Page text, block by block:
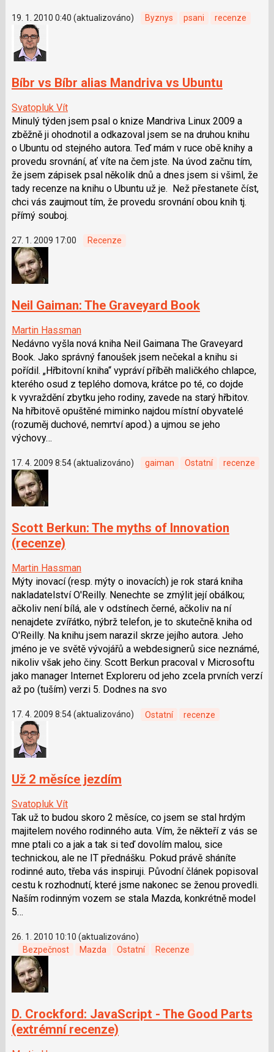
19. 1. 2010 0:40 (aktualizováno) Byznys psani recenze
Bíbr vs Bíbr alias Mandriva vs Ubuntu
Svatopluk Vít
Minulý týden jsem psal o knize Mandriva Linux 2009 a
zběžně ji ohodnotil a odkazoval jsem se na druhou knihu
o Ubuntu od stejného autora. Teď mám v ruce obě knihy a
provedu srovnání, ať víte na čem jste. Na úvod začnu tím,
že jsem zápisek psal několik dnů a dnes jsem si všiml, že
tady recenze na knihu o Ubuntu už je. Než přestanete číst,
chci vás zaujmout tím, že provedu srovnání obou knih tj.
přímý souboj.
27. 1. 2009 17:00 Recenze
Neil Gaiman: The Graveyard Book
Martin Hassman
Nedávno vyšla nová kniha Neil Gaimana The Graveyard
Book. Jako správný fanoušek jsem nečekal a knihu si
pořídil. „Hřbitovní kniha“ vypráví příběh maličkého chlapce,
kterého osud z teplého domova, krátce po té, co dojde
k vyvraždění zbytku jeho rodiny, zavede na starý hřbitov.
Na hřbitově opuštěné miminko najdou místní obyvatelé
(rozuměj duchové, nemrtví apod.) a ujmou se jeho
výchovy…
17. 4. 2009 8:54 (aktualizováno) gaiman Ostatní recenze
Scott Berkun: The myths of Innovation
(recenze)
Martin Hassman
Mýty inovací (resp. mýty o inovacích) je rok stará kniha
nakladatelství O'Reilly. Nenechte se zmýlit její obálkou;
ačkoliv není bílá, ale v odstínech černé, ačkoliv na ní
nenajdete zvířátko, nýbrž telefon, je to skutečně kniha od
O'Reilly. Na knihu jsem narazil skrze jejího autora. Jeho
jméno je ve světě vývojářů a webdesignerů sice neznámé,
nikoliv však jeho činy. Scott Berkun pracoval v Microsoftu
jako manager Internet Exploreru od jeho zcela prvních verzí
až po (tuším) verzi 5. Dodnes na svo
17. 4. 2009 8:54 (aktualizováno) Ostatní recenze
Už 2 měsíce jezdím
Svatopluk Vít
Tak už to budou skoro 2 měsíce, co jsem se stal hrdým
majitelem nového rodinného auta. Vím, že někteří z vás se
mne ptali co a jak a tak si teď dovolím malou, sice
technickou, ale ne IT přednášku. Pokud právě sháníte
rodinné auto, třeba vás inspiruji. Původní článek popisoval
cestu k rozhodnutí, které jsme nakonec se ženou provedli.
Naším rodinným vozem se stala Mazda, konkrétně model
5…
26. 1. 2010 10:10 (aktualizováno)
Bezpečnost
Mazda Ostatní Recenze
D. Crockford: JavaScript - The Good Parts
(extrémní recenze)